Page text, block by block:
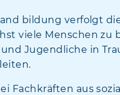
bildung verfolgt
viele Menschen zu
Jugendliche in
Fachkräften aus